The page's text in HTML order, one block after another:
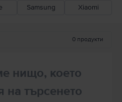
Samsung Xiaomi
0 продукти
нищо, което
на търсенето